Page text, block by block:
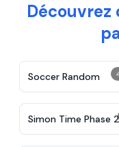
Soccer Random
Simon Time Phase 2